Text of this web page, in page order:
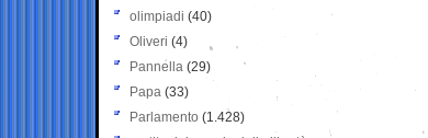
olimpiadi (40)
Oliveri (4)
Pannella (29)
Papa (33)
Parlamento (1.428)